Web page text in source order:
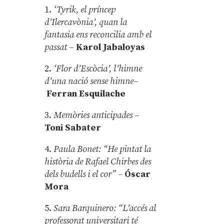
1. ‘Tyrik, el príncep
d’Ilercavònia’, quan la
fantasia ens reconcilia amb el
passat– Karol Jabaloyas
2. ‘Flor d’Escòcia’, l’himne
d’una nació sense himne–
Ferran Esquilache
3.Memòries anticipades–
Toni Sabater
4.Paula Bonet: “He pintat la
història de Rafael Chirbes des
dels budells i el cor” – Óscar
Mora
5.Sara Barquinero: “L’accés al
professorat universitari té